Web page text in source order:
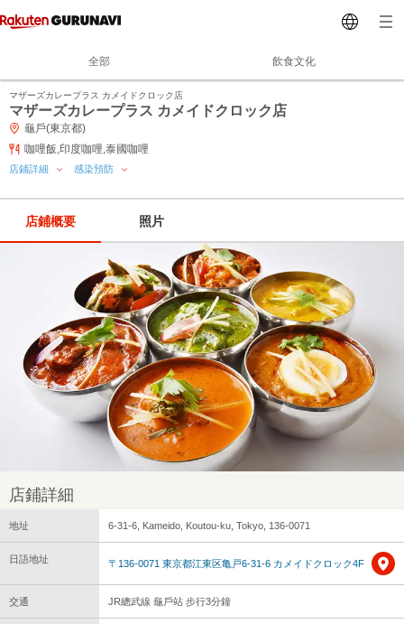
全部 飲食文化
マザーズカレープラス カメイドクロック店
マザーズカレープラス カメイドクロック店
龜戶(東京都)
咖哩飯,印度咖哩,泰國咖哩
店鋪詳細 感染預防
店鋪概要 照片
店鋪詳細
地址 6-31-6, Kameido, Koutou-ku, Tokyo, 136-0071
日語地址 〒136-0071 東京都江東区亀戸6-31-6 カメイドクロック4F
交通 JR總武線 龜戶站 步行3分鐘